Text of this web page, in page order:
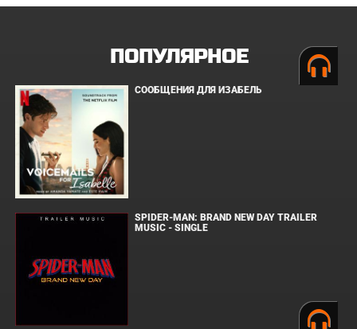
ПОПУЛЯРНОЕ
СООБЩЕНИЯ ДЛЯ ИЗАБЕЛЬ
SPIDER-MAN: BRAND NEW DAY TRAILER
MUSIC - SINGLE